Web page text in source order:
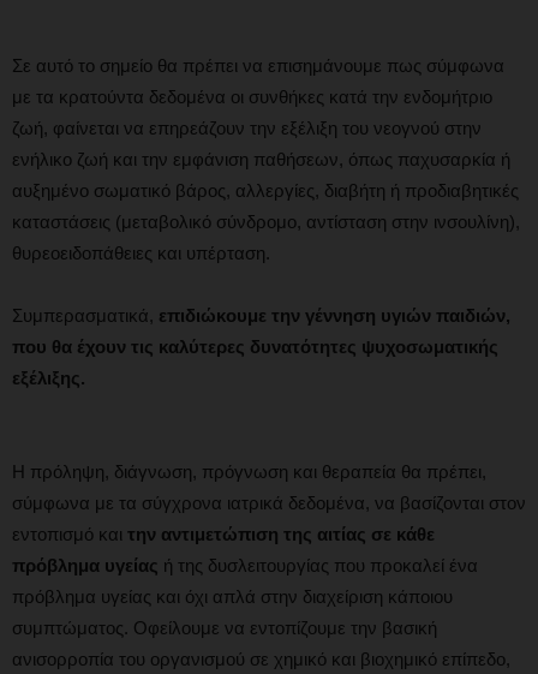
Σε αυτό το σημείο θα πρέπει να επισημάνουμε πως σύμφωνα
με τα κρατούντα δεδομένα οι συνθήκες κατά την ενδομήτριο
ζωή, φαίνεται να επηρεάζουν την εξέλιξη του νεογνού στην
ενήλικο ζωή και την εμφάνιση παθήσεων, όπως παχυσαρκία ή
αυξημένο σωματικό βάρος, αλλεργίες, διαβήτη ή προδιαβητικές
καταστάσεις (μεταβολικό σύνδρομο, αντίσταση στην ινσουλίνη),
θυρεοειδοπάθειες και υπέρταση.
Συμπερασματικά, επιδιώκουμε την γέννηση υγιών παιδιών,
που θα έχουν τις καλύτερες δυνατότητες ψυχοσωματικής
εξέλιξης.
Η πρόληψη, διάγνωση, πρόγνωση και θεραπεία θα πρέπει,
σύμφωνα με τα σύγχρονα ιατρικά δεδομένα, να βασίζονται στον
εντοπισμό και την αντιμετώπιση της αιτίας σε κάθε
πρόβλημα υγείας ή της δυσλειτουργίας που προκαλεί ένα
πρόβλημα υγείας και όχι απλά στην διαχείριση κάποιου
συμπτώματος. Οφείλουμε να εντοπίζουμε την βασική
ανισορροπία του οργανισμού σε χημικό και βιοχημικό επίπεδο,